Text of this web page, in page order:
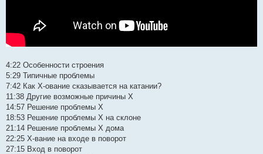
4:22 Особенности строения
5:29 Типичные проблемы
7:42 Как Х-ование сказывается на катании?
11:38 Другие возможные причины Х
14:57 Решение проблемы Х
18:53 Решение проблемы Х на склоне
21:14 Решение проблемы Х дома
22:25 Х-вание на входе в поворот
27:15 Вход в поворот